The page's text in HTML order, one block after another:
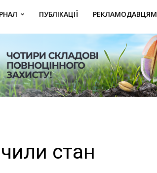
ПУБЛІКАЦІЇ РЕКЛАМОДАВЦЯМ
стан